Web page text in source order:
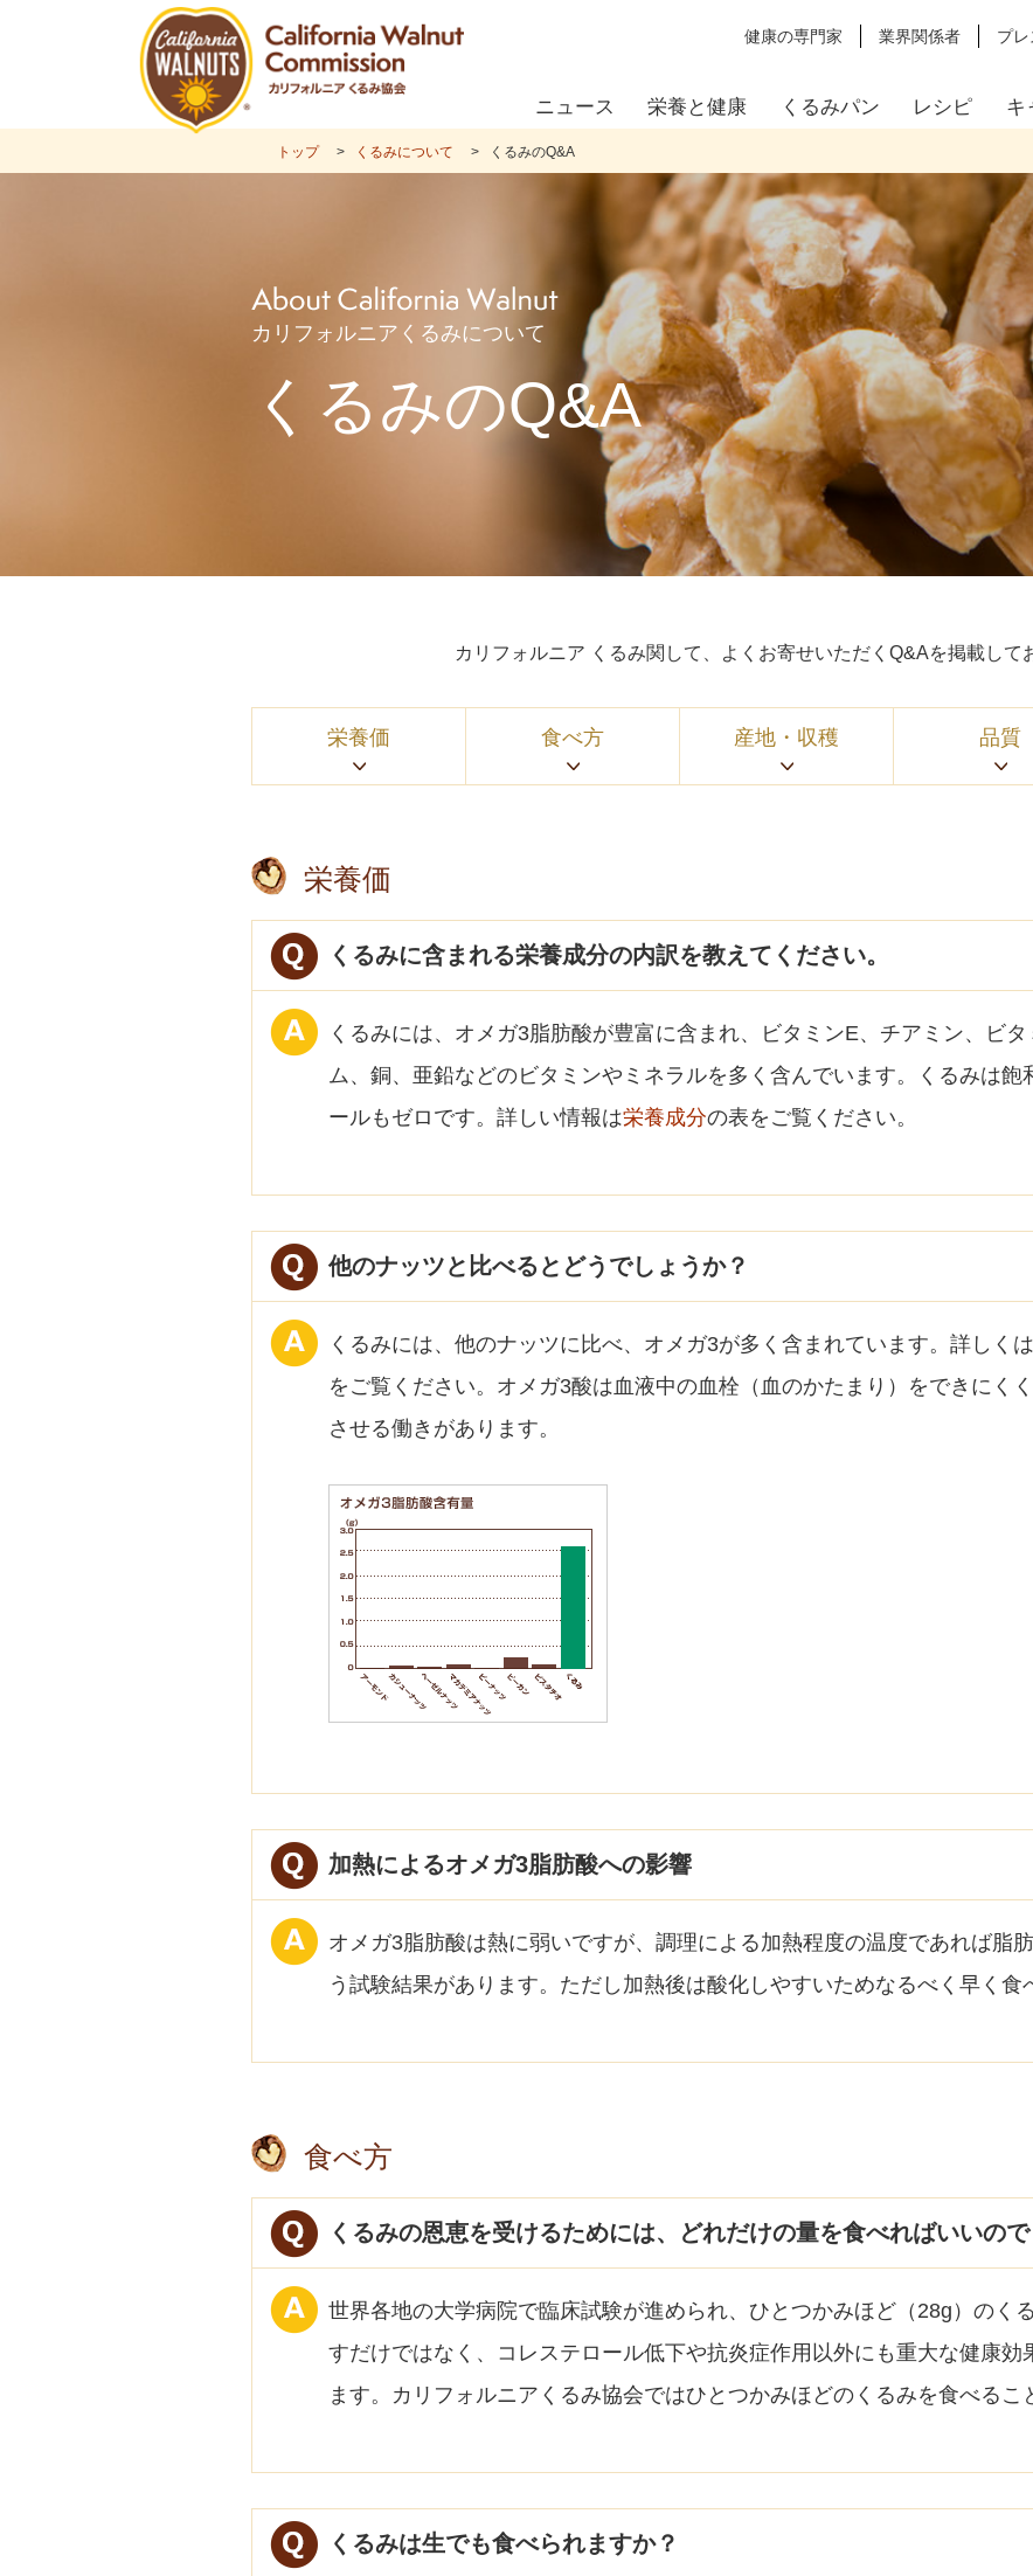
健康の専門家 業界関係者 プレ
ニュース 栄養と健康 くるみパン レシピ キ
トップ くるみについて くるみのQ&A
カリフォルニアくるみについて
くるみのQ&A
カリフォルニア くるみ関して、よくお寄せいただくQ&Aを掲載して
栄養価 食べ方 産地・収穫 品質
栄養価
くるみに含まれる栄養成分の内訳を教えてください。
くるみには、オメガ3脂肪酸が豊富に含まれ、ビタミンE、チアミン、ビ
ム、銅、亜鉛などのビタミンやミネラルを多く含んでいます。くるみは飽
ールもゼロです。詳しい情報は栄養成分の表をご覧ください。
他のナッツと比べるとどうでしょうか？
くるみには、他のナッツに比べ、オメガ3が多く含まれています。詳しくは
をご覧ください。オメガ3酸は血液中の血栓（血のかたまり）をできにく
させる働きがあります。
加熱によるオメガ3脂肪酸への影響
オメガ3脂肪酸は熱に弱いですが、調理による加熱程度の温度であれば脂
う試験結果があります。ただし加熱後は酸化しやすいためなるべく早く食
食べ方
くるみの恩恵を受けるためには、どれだけの量を食べればいいの
世界各地の大学病院で臨床試験が進められ、ひとつかみほど（28g）のく
すだけではなく、コレステロール低下や抗炎症作用以外にも重大な健康効
ます。カリフォルニアくるみ協会ではひとつかみほどのくるみを食べるこ
くるみは生でも食べられますか？